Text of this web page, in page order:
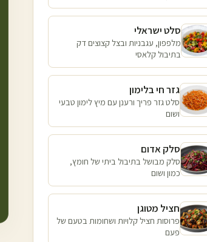
סלט ישראלי
מלפפון, עגבניות ובצל קצוצים דק
בתיבול קלאסי
גזר חי בלימון
סלט גזר פריך ורענן עם מיץ לימון טבעי
ושום
סלק אדום
סלק מבושל בתיבול ביתי של חומץ,
כמון ושום
חציל מטוגן
פרוסות חציל קלויות ושחומות בטעם של
פעם